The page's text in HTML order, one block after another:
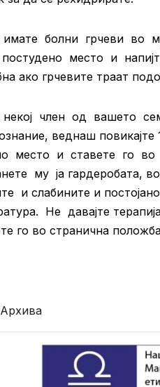
болни грчеви во
место и
ако грчевите траат
член од вашето
веднаш
место и ставете го во
му ја гардеробата,
и слабините и
Не давајте
го во странична